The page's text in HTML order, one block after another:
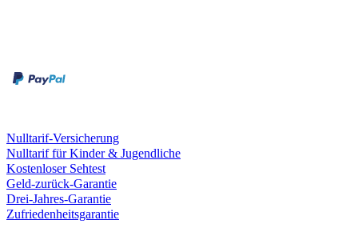
Nulltarif-Versicherung
Nulltarif für Kinder & Jugendliche
Kostenloser Sehtest
Geld-zurück-Garantie
Drei-Jahres-Garantie
Zufriedenheitsgarantie